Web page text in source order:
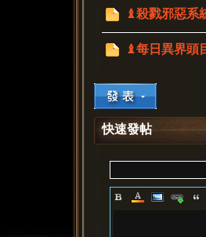
♝殺戮邪惡系
♝每日異界頭
快速發帖